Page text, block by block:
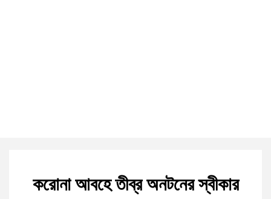
করোনা আবহে তীব্র অনটনের স্বীকার